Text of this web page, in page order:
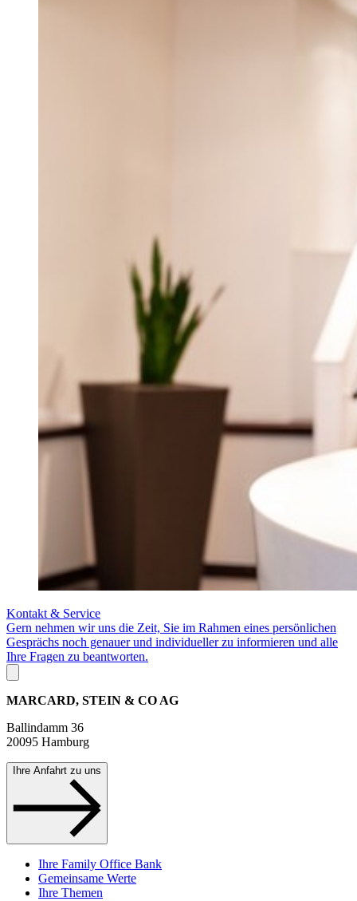
Kontakt & Service
Gern nehmen wir uns die Zeit, Sie im Rahmen eines persönlichen
Gesprächs noch genauer und individueller zu informieren und alle
Ihre Fragen zu beantworten.
MARCARD, STEIN & CO AG
Ballindamm 36
20095 Hamburg
Ihre Anfahrt zu uns
Ihre Family Office Bank
Gemeinsame Werte
Ihre Themen